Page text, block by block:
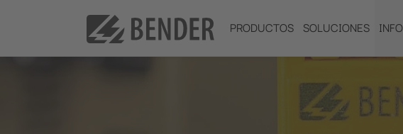
PRODUCTOS SOLUCIONES